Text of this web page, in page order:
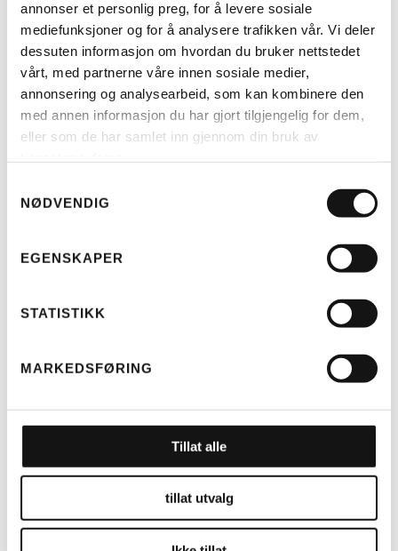
annonser et personlig preg, for å levere sosiale
mediefunksjoner og for å analysere trafikken vår. Vi deler
dessuten informasjon om hvordan du bruker nettstedet
vårt, med partnerne våre innen sosiale medier,
annonsering og analysearbeid, som kan kombinere den
med annen informasjon du har gjort tilgjengelig for dem,
eller som de har samlet inn gjennom din bruk av
NØDVENDIG
EGENSKAPER
STATISTIKK
MARKEDSFØRING
Tillat alle
tillat utvalg
DU LIKER KANSKJE OGSÅ…
TILBUD!
TERN
TERN GSD GEN3 S10
KR82.000OPPRINNELIG
PRIS
KR79.000
NÅVÆRENDE
PRIS
RADKUTSCHE
RADKUTSCHE RAPID 814 WH/
SACHS-MOTOR/DEORE XT
KR86.000